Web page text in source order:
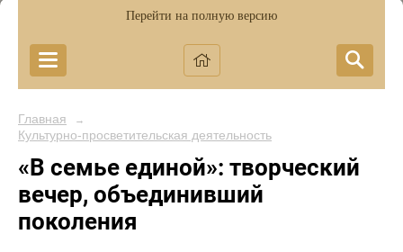
Перейти на полную версию
Главная →
Культурно-просветительская деятельность
«В семье единой»: творческий
вечер, объединивший
поколения